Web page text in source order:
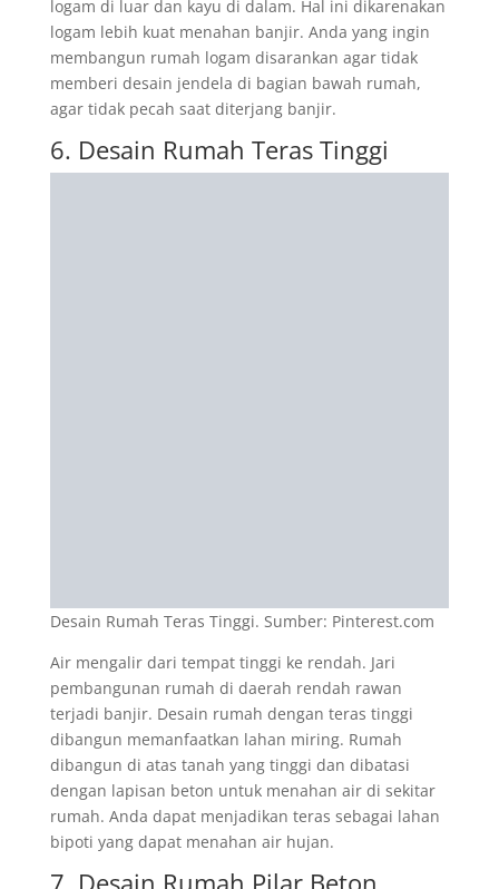
logam di luar dan kayu di dalam. Hal ini dikarenakan
logam lebih kuat menahan banjir. Anda yang ingin
membangun rumah logam disarankan agar tidak
memberi desain jendela di bagian bawah rumah,
agar tidak pecah saat diterjang banjir.
6. Desain Rumah Teras Tinggi
Desain Rumah Teras Tinggi. Sumber: Pinterest.com
Air mengalir dari tempat tinggi ke rendah. Jari
pembangunan rumah di daerah rendah rawan
terjadi banjir. Desain rumah dengan teras tinggi
dibangun memanfaatkan lahan miring. Rumah
dibangun di atas tanah yang tinggi dan dibatasi
dengan lapisan beton untuk menahan air di sekitar
rumah. Anda dapat menjadikan teras sebagai lahan
bipoti yang dapat menahan air hujan.
7. Desain Rumah Pilar Beton